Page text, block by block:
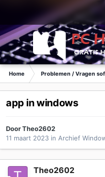
Home Problemen / Vragen
app in windows
DoorTheo2602
11 maart 2023 in Archief
Theo2602